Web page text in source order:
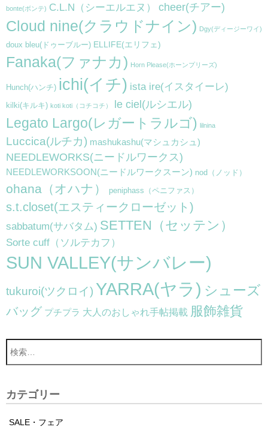
bonte(ボンテ) C.L.N（シーエルエヌ） cheer(チアー)
Cloud nine(クラウドナイン) Dgy(ディージーワイ)
doux bleu(ドゥーブルー) ELLIFE(エリフェ)
Fanaka(ファナカ) Horn Please(ホーンプリーズ)
Hunch(ハンチ) ichi(イチ) ista ire(イスタイーレ)
kilki(キルキ) koti koti（コチコチ） le ciel(ルシエル)
Legato Largo(レガートラルゴ) lilnina
Luccica(ルチカ) mashukashu(マシュカシュ)
NEEDLEWORKS(ニードルワークス)
NEEDLEWORKSOON(ニードルワークスーン) nod（ノッド）
ohana（オハナ） peniphass（ペニファス）
s.t.closet(エスティークローゼット)
sabbatum(サバタム) SETTEN（セッテン）
Sorte cuff（ソルテカフ）
SUN VALLEY(サンバレー)
tukuroi(ツクロイ) YARRA(ヤラ) シューズ
バッグ プチプラ 大人のおしゃれ手帖掲載 服飾雑貨
カテゴリー
SALE・フェア